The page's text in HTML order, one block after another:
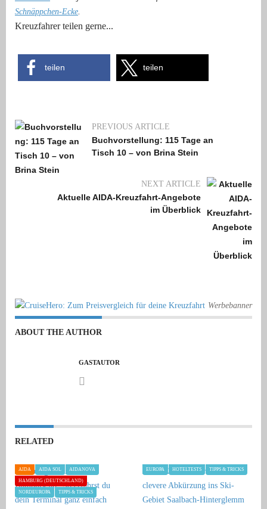
Schnäppchen-Ecke.
Kreuzfahrer teilen gerne...
teilen teilen
PREVIOUS ARTICLE
Buchvorstellung: 115 Tage an
Tisch 10 – von Brina Stein
NEXT ARTICLE
Aktuelle AIDA-Kreuzfahrt-Angebote
im Überblick
Werbebanner
ABOUT THE AUTHOR
GASTAUTOR
RELATED
AIDA AIDA SOL AIDANOVA
HAMBURG (DEUTSCHLAND)
NORDEUROPA TIPPS & TRICKS
EUROPA HOTELTESTS TIPPS & TRICKS